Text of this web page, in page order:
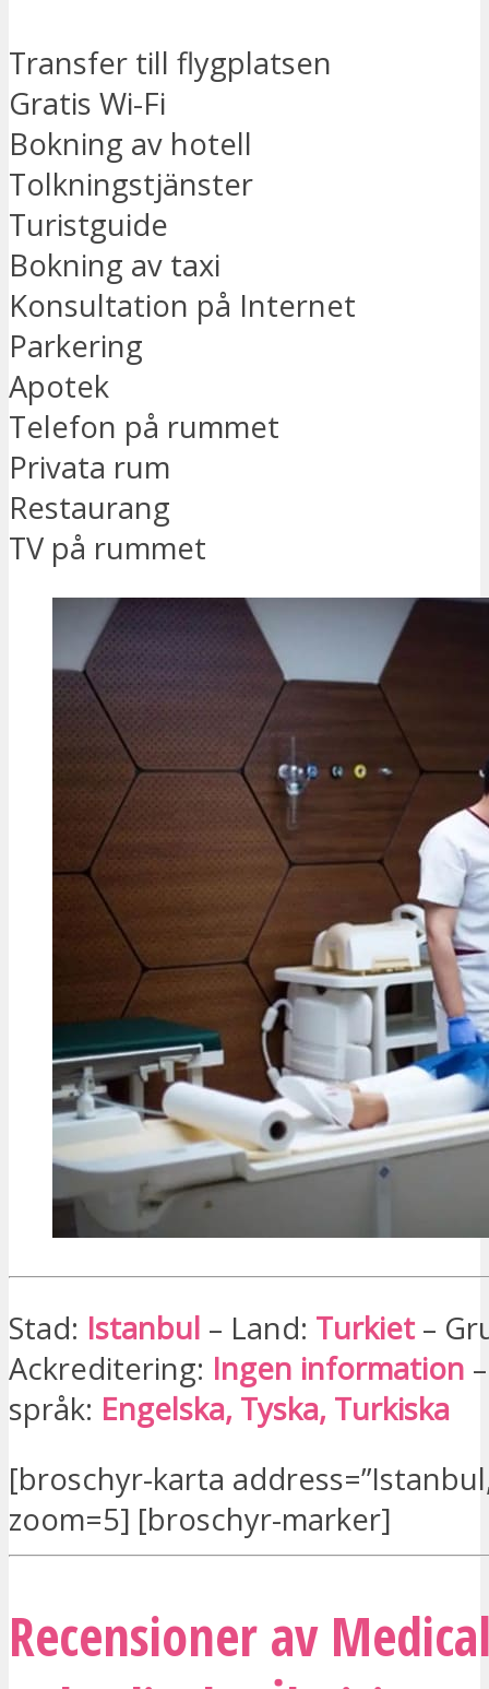
Transfer till flygplatsen
Gratis Wi-Fi
Bokning av hotell
Tolkningstjänster
Turistguide
Bokning av taxi
Konsultation på Internet
Parkering
Apotek
Telefon på rummet
Privata rum
Restaurang
TV på rummet
Stad: Istanbul – Land: Turkiet –
Ackreditering: Ingen information
språk: Engelska, Tyska, Turkiska
[broschyr-karta
zoom=5] [broschyr-marker]
Recensioner av